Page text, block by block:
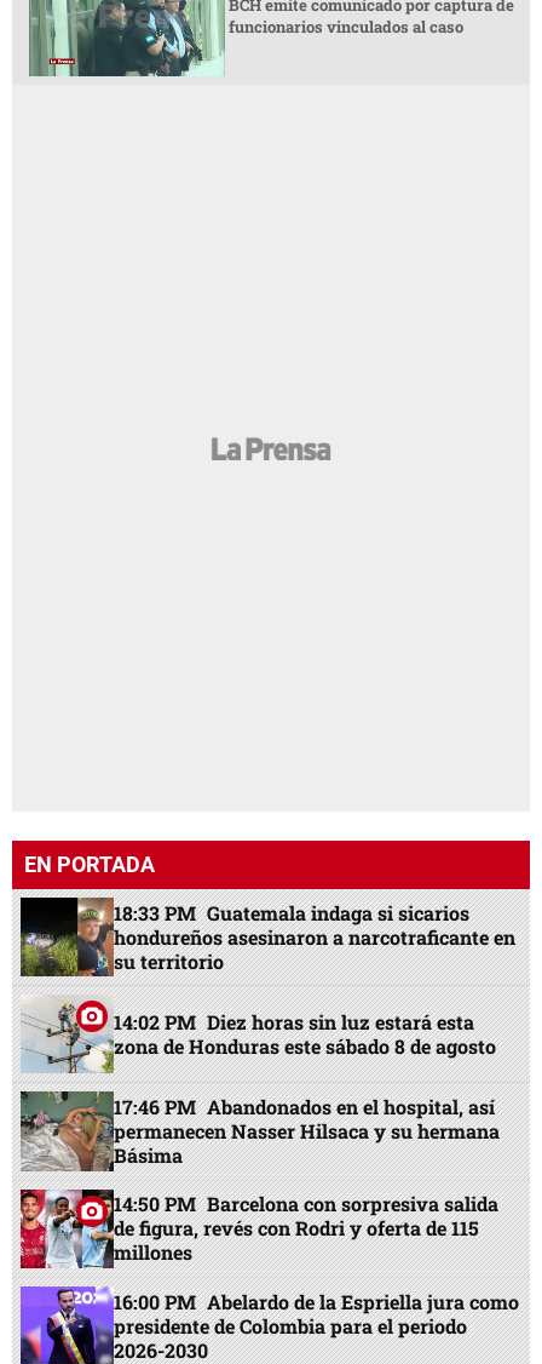
funcionarios vinculados al caso
EN PORTADA
18:33 PM Guatemala indaga si sicarios
hondureños asesinaron a narcotraficante en
su territorio
14:02 PM Diez horas sin luz estará esta
zona de Honduras este sábado 8 de agosto
17:46 PM Abandonados en el hospital, así
permanecen Nasser Hilsaca y su hermana
Básima
14:50 PM Barcelona con sorpresiva salida
de figura, revés con Rodri y oferta de 115
millones
16:00 PM Abelardo de la Espriella jura como
presidente de Colombia para el periodo
2026-2030